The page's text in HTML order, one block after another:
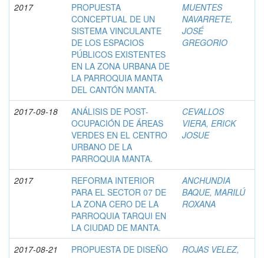
2017
PROPUESTA
CONCEPTUAL DE UN
SISTEMA VINCULANTE
DE LOS ESPACIOS
PÚBLICOS EXISTENTES
EN LA ZONA URBANA DE
LA PARROQUIA MANTA
DEL CANTÓN MANTA.
MUENTES
NAVARRETE,
JOSÉ
GREGORIO
2017-09-18
ANÁLISIS DE POST-
OCUPACIÓN DE ÁREAS
VERDES EN EL CENTRO
URBANO DE LA
PARROQUIA MANTA.
CEVALLOS
VIERA, ERICK
JOSUE
2017
REFORMA INTERIOR
PARA EL SECTOR 07 DE
LA ZONA CERO DE LA
PARROQUIA TARQUI EN
LA CIUDAD DE MANTA.
ANCHUNDIA
BAQUE, MARILÚ
ROXANA
2017-08-21
PROPUESTA DE DISEÑO
ROJAS VELEZ,